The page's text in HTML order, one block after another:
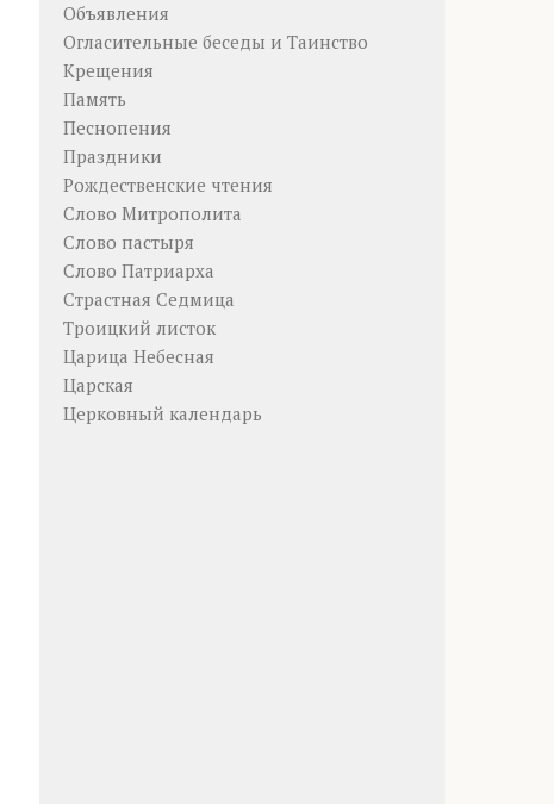
Объявления
Огласительные беседы и Таинство
Крещения
Память
Песнопения
Праздники
Рождественские чтения
Слово Митрополита
Слово пастыря
Слово Патриарха
Страстная Седмица
Троицкий листок
Царица Небесная
Царская
Церковный календарь